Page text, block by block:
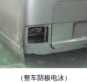
（整车阴极电泳）